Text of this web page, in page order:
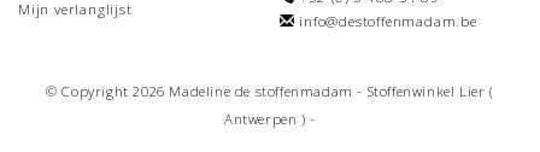
Mijn verlanglijst
info@destoffenmadam.be
© Copyright 2026 Madeline de stoffenmadam - Stoffenwinkel Lier (
Antwerpen ) -